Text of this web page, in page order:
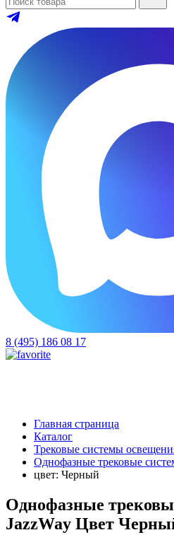
8 (495) 186 08 17
Главная страница
Каталог
Трековые системы
Однофазные трековые
цвет: Черный
Однофазные
JazzWay Цвет